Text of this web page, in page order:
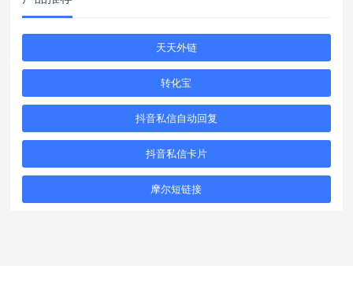
天天外链
转化宝
抖音私信自动回复
抖音私信卡片
摩尔短链接